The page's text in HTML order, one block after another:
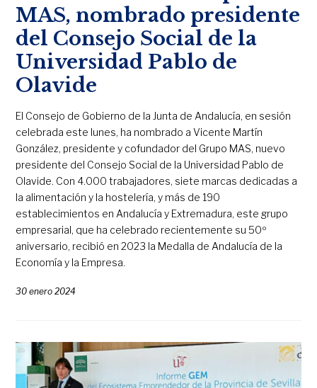
MAS, nombrado presidente
del Consejo Social de la
Universidad Pablo de
Olavide
El Consejo de Gobierno de la Junta de Andalucía, en sesión
celebrada este lunes, ha nombrado a Vicente Martín
González, presidente y cofundador del Grupo MAS, nuevo
presidente del Consejo Social de la Universidad Pablo de
Olavide. Con 4.000 trabajadores, siete marcas dedicadas a
la alimentación y la hostelería, y más de 190
establecimientos en Andalucía y Extremadura, este grupo
empresarial, que ha celebrado recientemente su 50º
aniversario, recibió en 2023 la Medalla de Andalucía de la
Economía y la Empresa.
30 enero 2024